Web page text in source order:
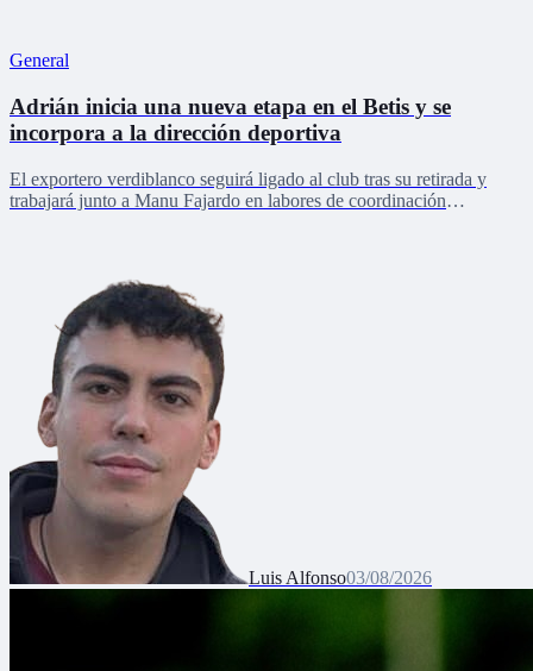
General
Adrián inicia una nueva etapa en el Betis y se
incorpora a la dirección deportiva
El exportero verdiblanco seguirá ligado al club tras su retirada y
trabajará junto a Manu Fajardo en labores de coordinación
Luis Alfonso03/08/2026